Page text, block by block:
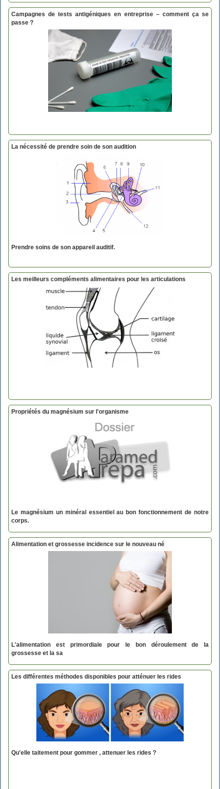
Campagnes de tests antigéniques en entreprise – comment ça se
passe ?
La nécessité de prendre soin de son audition
Prendre soins de son appareil auditif.
Les meilleurs compléments alimentaires pour les articulations
Propriétés du magnésium sur l'organisme
Le magnésium un minéral essentiel au bon fonctionnement de notre
corps.
Alimentation et grossesse incidence sur le nouveau né
L'alimentation est primordiale pour le bon déroulement de la
grossesse et la sa
Les différentes méthodes disponibles pour atténuer les rides
Qu'elle taitement pour gommer , attenuer les rides ?